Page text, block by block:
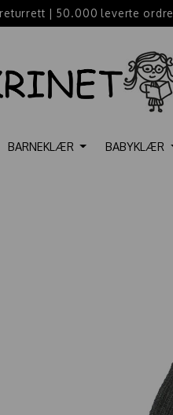
| 50.000 leverte ordre
BARNEKLÆR BABYKLÆR